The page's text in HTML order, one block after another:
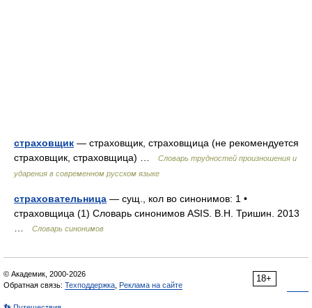
страховщик — страховщик, страховщица (не рекомендуется
страховщик, страховщица) …
Словарь трудностей произношения и
ударения в современном русском языке
страховательница — сущ., кол во синонимов: 1 •
страховщица (1) Словарь синонимов ASIS. В.Н. Тришин. 2013
Словарь синонимов
18+
© Академик, 2000-2026
Обратная связь: Техподдержка Реклама на сайте